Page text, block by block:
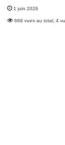
1 juin 2026
668 vues au total, 4